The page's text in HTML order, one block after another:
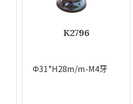
K2796
Φ31*H28m/m-M4牙